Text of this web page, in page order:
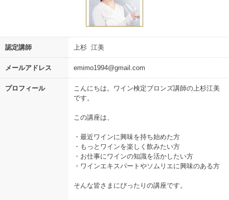
認定講師 上杉 江美
メールアドレス emimo1994@gmail.com
プロフィール
こんにちは。ワイン検定ブロンズ講師の上杉江美
です。
この講座は、
・最近ワインに興味を持ち始めた方
・もっとワインを楽しく飲みたい方
・お仕事にワインの知識を活かしたい方
・ワインエキスパートやソムリエに興味のある方
そんな皆さまにぴったりの講座です。